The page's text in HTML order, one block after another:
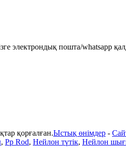
электрондық пошта/whatsapp
қорғалған.Ыстық өнімдер -
, Pp Rod, Нейлон түтік, Нейлон